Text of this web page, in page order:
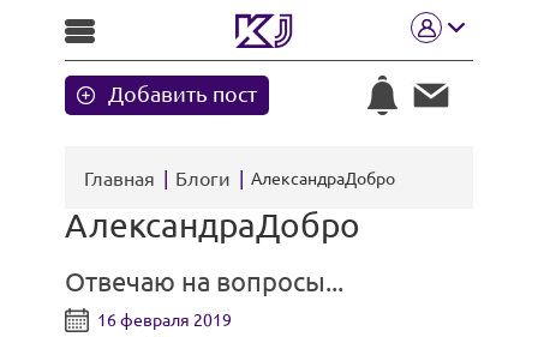
Добавить пост
Главная Блоги АлександраДобро
АлександраДобро
Отвечаю на вопросы...
16 февраля 2019